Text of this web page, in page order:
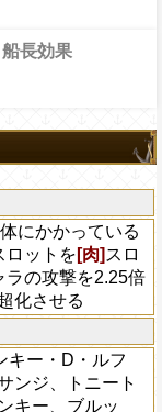
船長効果
にかかっている
ロットを [肉] スロ
ラの攻撃を2.25倍
化させる
キー・D・ルフ
ンジ、トニート
キー、ブルッ